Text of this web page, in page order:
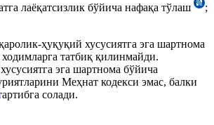
лаёқатсизлик бўйича нафақа тўлаш
;
ҳуқуқий хусусиятга эга шартнома
татбиқ қилинмайди.
эга шартнома бўйича
Меҳнат кодекси эмас, балки
солади.